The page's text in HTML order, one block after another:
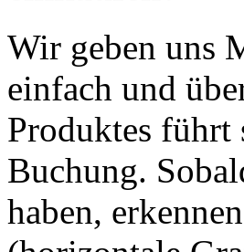
Wir geben uns
einfach und
Produktes
Buchung.
haben,